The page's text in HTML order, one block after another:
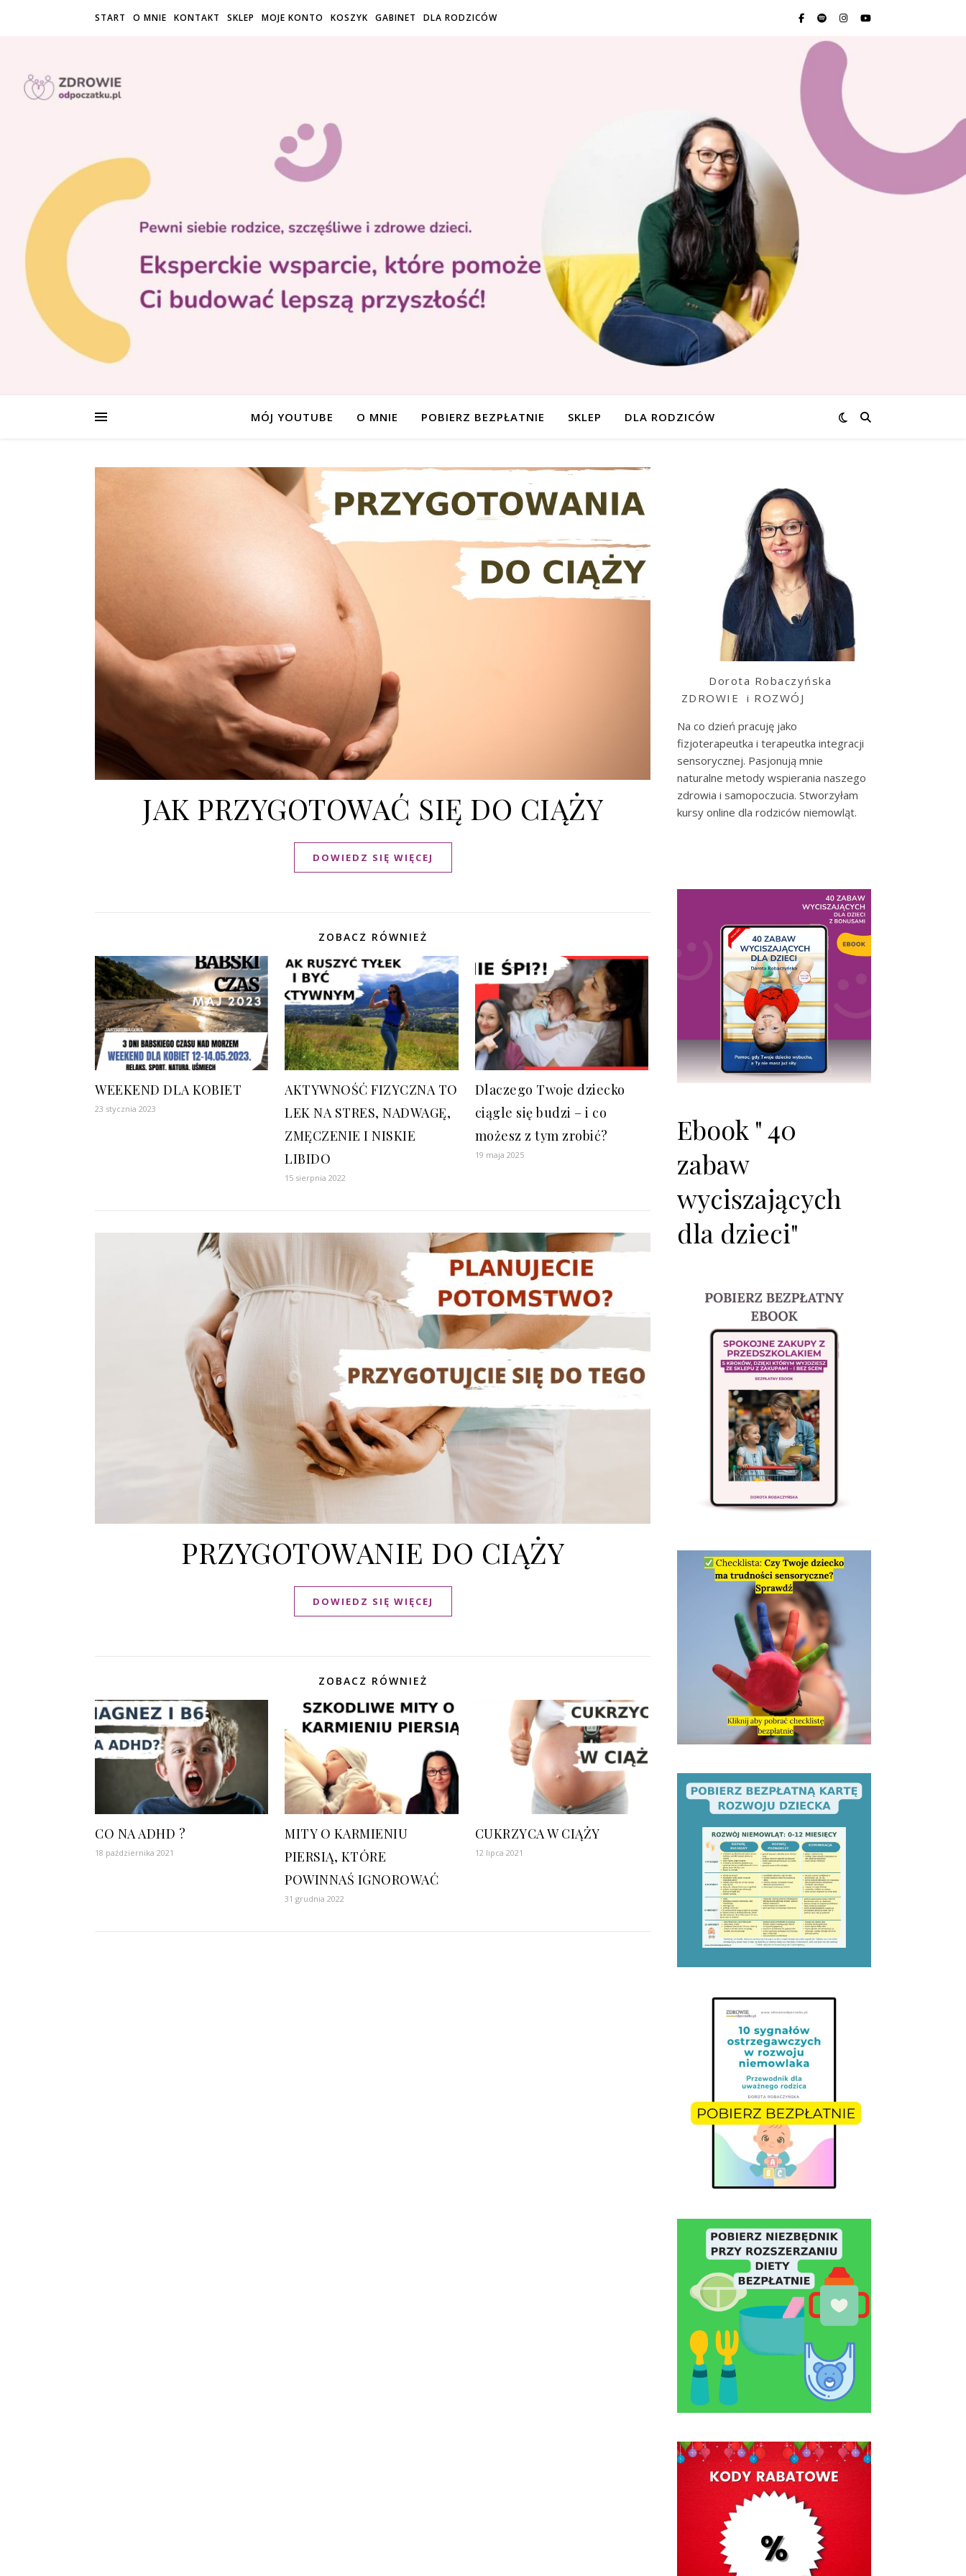
START O MNIE KONTAKT SKLEP MOJE KONTO KOSZYK GABINET DLA RODZICÓW
MÓJ YOUTUBE O MNIE POBIERZ BEZPŁATNIE SKLEP DLA RODZICÓW
JAK PRZYGOTOWAĆ SIĘ DO CIĄŻY
DOWIEDZ SIĘ WIĘCEJ
ZOBACZ RÓWNIEŻ
WEEKEND DLA KOBIET
23 stycznia 2023
AKTYWNOŚĆ FIZYCZNA TO
LEK NA STRES, NADWAGĘ,
ZMĘCZENIE I NISKIE
LIBIDO
15 sierpnia 2022
Dlaczego Twoje dziecko
ciągle się budzi – i co
możesz z tym zrobić?
19 maja 2025
PRZYGOTOWANIE DO CIĄŻY
DOWIEDZ SIĘ WIĘCEJ
ZOBACZ RÓWNIEŻ
CO NA ADHD ?
18 października 2021
MITY O KARMIENIU
PIERSIĄ, KTÓRE
POWINNAŚ IGNOROWAĆ
31 grudnia 2022
CUKRZYCA W CIĄŻY
12 lipca 2021
Dorota Robaczyńska
ZDROWIE i ROZWÓJ
Na co dzień pracuję jako
fizjoterapeutka i terapeutka integracji
sensorycznej. Pasjonują mnie
naturalne metody wspierania naszego
zdrowia i samopoczucia. Stworzyłam
kursy online dla rodziców niemowląt.
Ebook " 40
zabaw
wyciszających
dla dzieci"